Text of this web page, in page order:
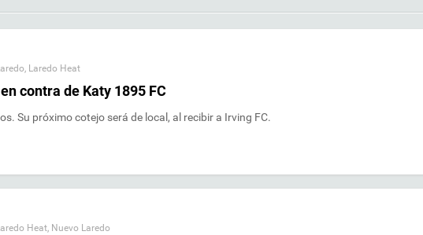
, Laredo Heat
contra de Katy 1895 FC
Su próximo cotejo será de local, al recibir a Irving FC.
Heat, Nuevo Laredo